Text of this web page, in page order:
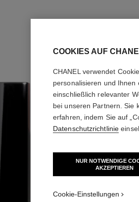
1
grundlegenden Textur
COOKIES AUF
CHANEL verwendet
personalisieren und Ihnen
einschließlich relevanter
bei unseren Partnern. Sie
erfahren, indem Sie auf
Datenschutzrichtlinie
NUR NOTWENDIGE
AKZEPTIEREN
Cookie-Einstellungen